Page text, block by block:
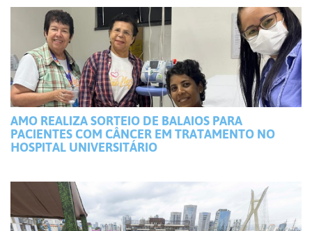
AMO REALIZA SORTEIO DE BALAIOS PARA
PACIENTES COM CÂNCER EM TRATAMENTO NO
HOSPITAL UNIVERSITÁRIO